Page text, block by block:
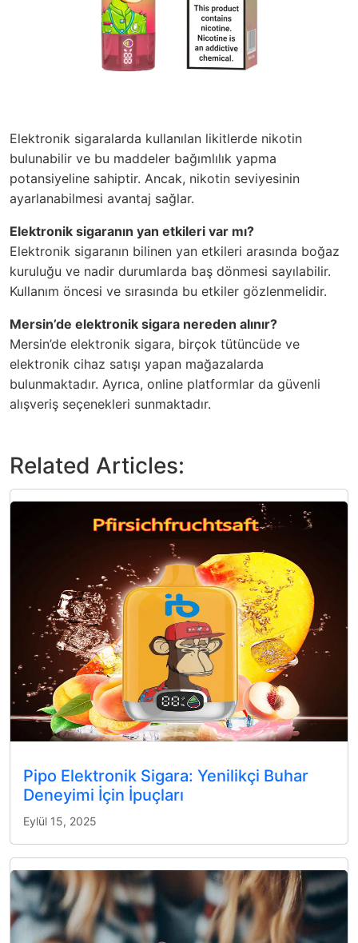
Elektronik sigaralarda kullanılan likitlerde nikotin
bulunabilir ve bu maddeler bağımlılık yapma
potansiyeline sahiptir. Ancak, nikotin seviyesinin
ayarlanabilmesi avantaj sağlar.
Elektronik sigaranın yan etkileri var mı?
Elektronik sigaranın bilinen yan etkileri arasında boğaz
kuruluğu ve nadir durumlarda baş dönmesi sayılabilir.
Kullanım öncesi ve sırasında bu etkiler gözlenmelidir.
Mersin’de elektronik sigara nereden alınır?
Mersin’de elektronik sigara, birçok tütüncüde ve
elektronik cihaz satışı yapan mağazalarda
bulunmaktadır. Ayrıca, online platformlar da güvenli
alışveriş seçenekleri sunmaktadır.
Related Articles:
Pipo Elektronik Sigara: Yenilikçi Buhar
Deneyimi İçin İpuçları
Eylül 15, 2025